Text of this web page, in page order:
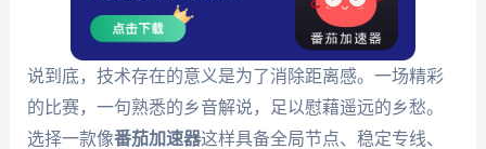
说到底，技术存在的意义是为了消除距离感。一场精彩
的比赛，一句熟悉的乡音解说，足以慰藉遥远的乡愁。
选择一款像番茄加速器这样具备全局节点、稳定专线、